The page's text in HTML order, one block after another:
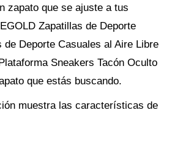
zapato que se ajuste a tus
Zapatillas de Deporte
de Deporte Casuales al Aire Libre
Sneakers Tacón Oculto
que estás buscando.
muestra las características de